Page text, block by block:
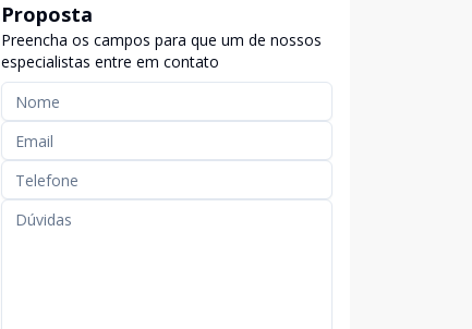
Proposta
Preencha os campos para que um de nossos
especialistas entre em contato